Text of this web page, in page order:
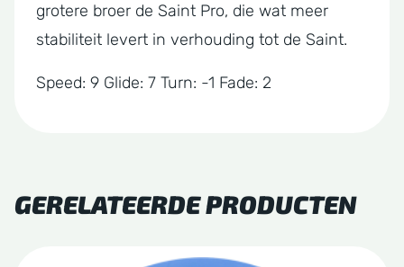
grotere broer de Saint Pro, die wat meer
stabiliteit levert in verhouding tot de Saint.
Speed: 9 Glide: 7 Turn: -1 Fade: 2
GERELATEERDE PRODUCTEN